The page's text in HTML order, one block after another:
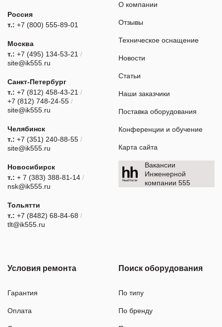
Россия
т.: +7 (800) 555-89-01
Москва
т.: +7 (495) 134-53-21 /
site@ik555.ru
Санкт-Петербург
т.: +7 (812) 458-43-21 /
+7 (812) 748-24-55 /
site@ik555.ru
Челябинск
т.: +7 (351) 240-88-55 /
site@ik555.ru
Новосибирск
т.: + 7 (383) 388-81-14 /
nsk@ik555.ru
Тольятти
т.: +7 (8482) 68-84-68 /
tlt@ik555.ru
О компании
Отзывы
Техническое оснащение
Новости
Статьи
Наши заказчики
Поставка оборудования
Конференции и обучение
Карта сайта
Вакансии
Инженерной
компании 555
Условия ремонта
Гарантия
Оплата
Поиск оборудования
По типу
По бренду